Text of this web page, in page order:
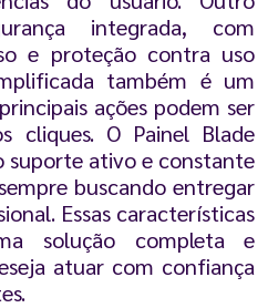
integrada, com
e proteção contra uso
também é um
ações podem ser
cliques. O Painel Blade
suporte ativo e constante
buscando entregar
Essas características
solução completa e
atuar com confiança